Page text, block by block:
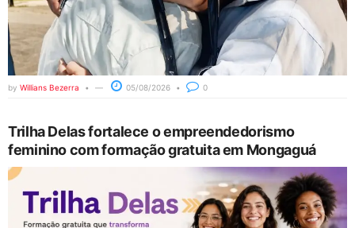
by Willians Bezerra 05/08/2026 0
Trilha Delas fortalece o empreendedorismo
feminino com formação gratuita em Mongaguá